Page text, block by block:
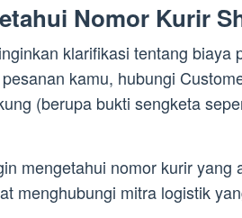
Nomor Kurir
klarifikasi tentang biaya
kamu, hubungi
(berupa bukti sengketa
mengetahui nomor kurir yang
menghubungi mitra logistik